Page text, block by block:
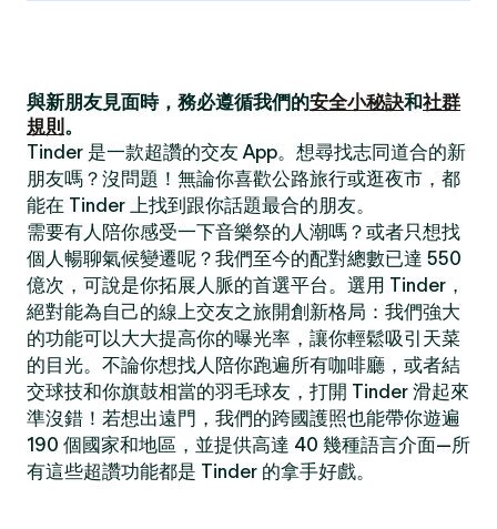
與新朋友見面時，務必遵循我們的安全小秘訣和社群
規則 。
Tinder 是一款超讚的交友 App。想尋找志同道合的新
朋友嗎？沒問題！無論你喜歡公路旅行或逛夜市，都
能在 Tinder 上找到跟你話題最合的朋友。
需要有人陪你感受一下音樂祭的人潮嗎？或者只想找
個人暢聊氣候變遷呢？我們至今的配對總數已達 550
億次，可說是你拓展人脈的首選平台。選用 Tinder，
絕對能為自己的線上交友之旅開創新格局：我們強大
的功能可以大大提高你的曝光率，讓你輕鬆吸引天菜
的目光。不論你想找人陪你跑遍所有咖啡廳，或者結
交球技和你旗鼓相當的羽毛球友，打開 Tinder 滑起來
準沒錯！若想出遠門，我們的跨國護照也能帶你遊遍
190 個國家和地區，並提供高達 40 幾種語言介面—所
有這些超讚功能都是 Tinder 的拿手好戲。